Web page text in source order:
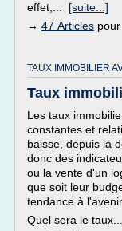
effet,... [suite...]
→ 47 Articles
TAUX IMMOBILIER
Taux
Les taux
constantes et
baisse, depuis la
donc des
ou la vente d'un
que soit leur
tendance à
Quel sera le taux...